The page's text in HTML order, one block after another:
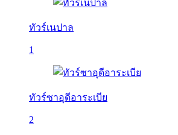
ทัวร์เนปาล
1
ทัวร์ซาอุดีอาระเบีย
2